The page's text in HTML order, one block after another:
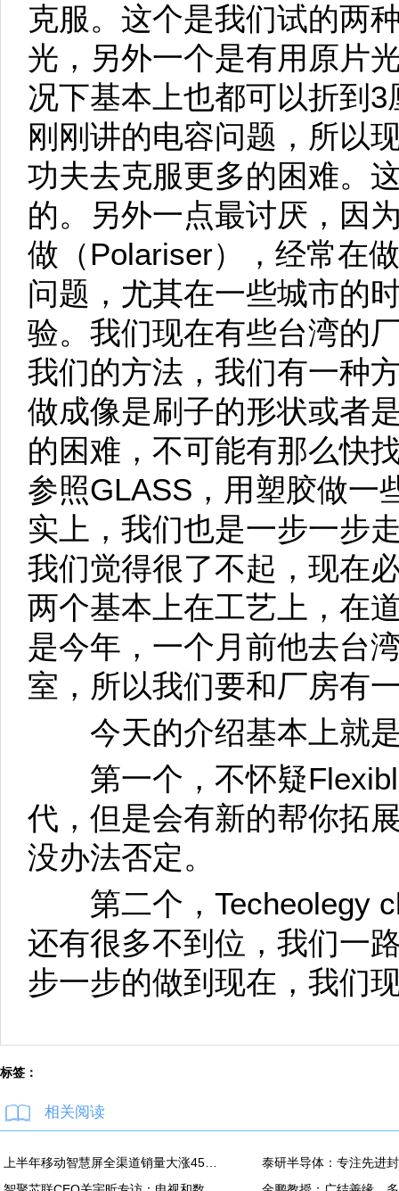
克服。这个是我们试的两
光，另外一个是有用原片
况下基本上也都可以折到
刚刚讲的电容问题，所以
功夫去克服更多的困难。
的。另外一点最讨厌，因
做（Polariser），经常在
问题，尤其在一些城市的
验。我们现在有些台湾的
我们的方法，我们有一种
做成像是刷子的形状或者
的困难，不可能有那么快
参照GLASS，用塑胶做一
实上，我们也是一步一步
我们觉得很了不起，现在
两个基本上在工艺上，在
是今年，一个月前他去台
室，所以我们要和厂房有
今天的介绍基本上就是
第一个，不怀疑
代，但是会有新的帮你拓
没办法否定。
第二个，Techeolegy
还有很多不到位，我们一
步一步的做到现在，我们
标签：
相关阅读